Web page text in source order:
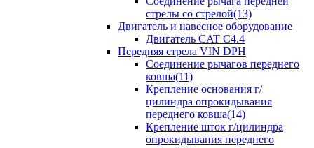
стрелы со стрелой(13)
Двигатель и навесное оборудование
Двигатель CAT C4.4
Передняя стрела VIN DPH
Cоединение рычагов переднего
ковша(11)
Крепление основания г/
цилиндра опрокидывания
переднего ковша(14)
Крепление шток г/цилиндра
опрокидывания переднего